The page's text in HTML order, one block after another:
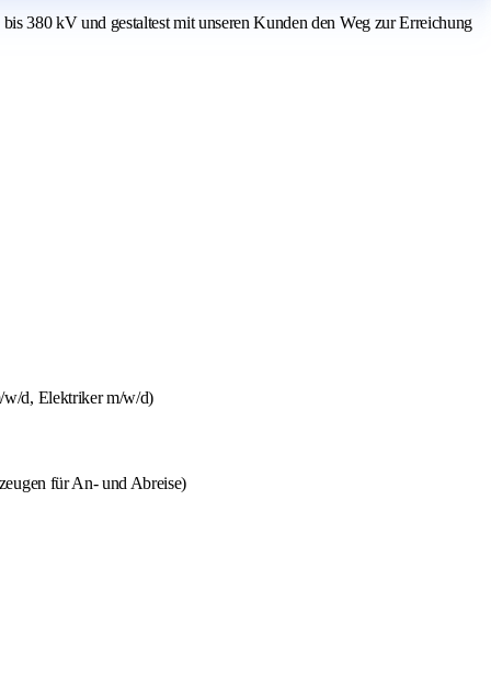
380 kV und gestaltest mit unseren Kunden den Weg zur Erreichung
w/d, Elektriker m/w/d)
für An- und Abreise)